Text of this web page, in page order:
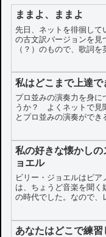
ままよ、ままよ
先日、ネットを徘徊して
の古文訳バージョンを見
（？）のもので、歌詞を
私はどこまで上達で
プロ並みの演奏力を身
うか？ よくネットで見
とプロ並みの演奏がで
私の好きな懐かし
ョエル
ビリー・ジョエルはピ
は、ちょうど音楽を聞く
の時代でした。なので、
あなたはどこで練習